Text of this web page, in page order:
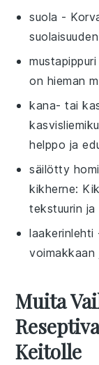
suola -
mustapippuri
on hieman
kana- tai
helppo ja
säilötty
kikherne:
tekstuurin ja
laakerinlehti
voimakkaan
Muita
Keitolle